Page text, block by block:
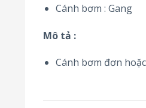
Cánh bơm : Gang
Mô tả :
Cánh bơm đơn